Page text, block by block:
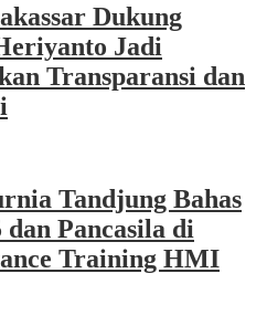
Dukung
Jadi
Transparansi dan
Tandjung Bahas
dan Pancasila di
Training HMI